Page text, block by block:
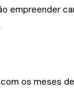
os meses